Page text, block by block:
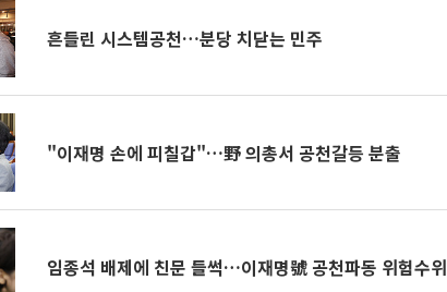
흔들린 시스템공천…분당 치닫는 민주
"이재명 손에 피칠갑"…野 의총서 공천갈등 분출
임종석 배제에 친문 들썩…이재명號 공천파동 위험수위